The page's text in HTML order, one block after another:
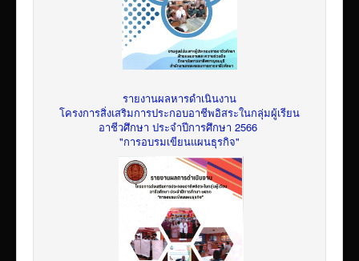
รายงานผลหารดำเนินงาน
โครงการสิ่งเสริมการประกอบอาชีพอิสระในกลุ่มผู้เรียน
อาชีวศึกษา ประจำปีการศึกษา 2566
"การอบรมเขียนแผนธุรกิจ"